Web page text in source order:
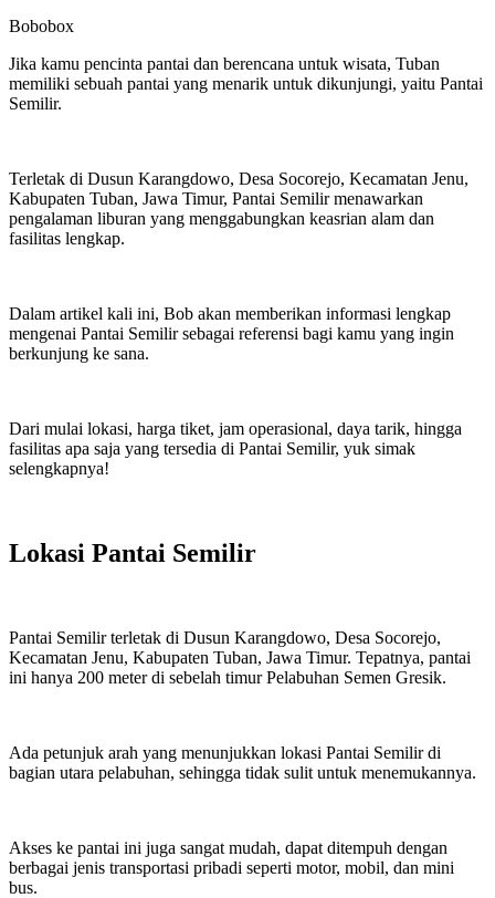
Bobobox
Jika kamu pencinta pantai dan berencana untuk wisata, Tuban
memiliki sebuah pantai yang menarik untuk dikunjungi, yaitu Pantai
Semilir.
Terletak di Dusun Karangdowo, Desa Socorejo, Kecamatan Jenu,
Kabupaten Tuban, Jawa Timur, Pantai Semilir menawarkan
pengalaman liburan yang menggabungkan keasrian alam dan
fasilitas lengkap.
Dalam artikel kali ini, Bob akan memberikan informasi lengkap
mengenai Pantai Semilir sebagai referensi bagi kamu yang ingin
berkunjung ke sana.
Dari mulai lokasi, harga tiket, jam operasional, daya tarik, hingga
fasilitas apa saja yang tersedia di Pantai Semilir, yuk simak
selengkapnya!
Lokasi Pantai Semilir
Pantai Semilir terletak di Dusun Karangdowo, Desa Socorejo,
Kecamatan Jenu, Kabupaten Tuban, Jawa Timur. Tepatnya, pantai
ini hanya 200 meter di sebelah timur Pelabuhan Semen Gresik.
Ada petunjuk arah yang menunjukkan lokasi Pantai Semilir di
bagian utara pelabuhan, sehingga tidak sulit untuk menemukannya.
Akses ke pantai ini juga sangat mudah, dapat ditempuh dengan
berbagai jenis transportasi pribadi seperti motor, mobil, dan mini
bus.